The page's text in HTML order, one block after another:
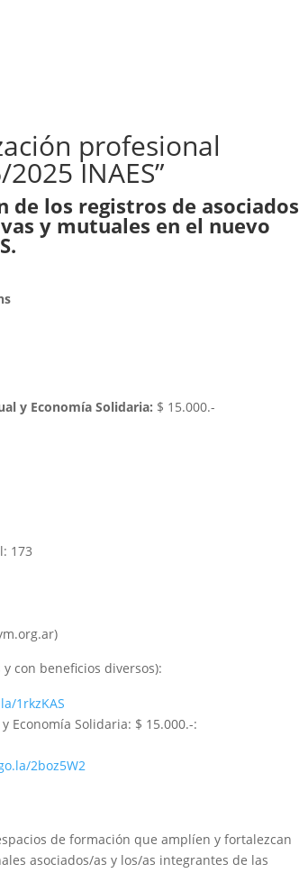
profesional
2025 INAES”
de los registros de asociados
y mutuales en el nuevo
y Economía Solidaria: $ 15.000.-
173
con beneficios diversos):
1rkzKAS
Economía Solidaria: $ 15.000.-:
2boz5W2
de formación que amplíen y fortalezcan
asociados/as y los/as integrantes de las